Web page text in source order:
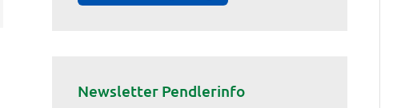
Newsletter Pendlerinfo